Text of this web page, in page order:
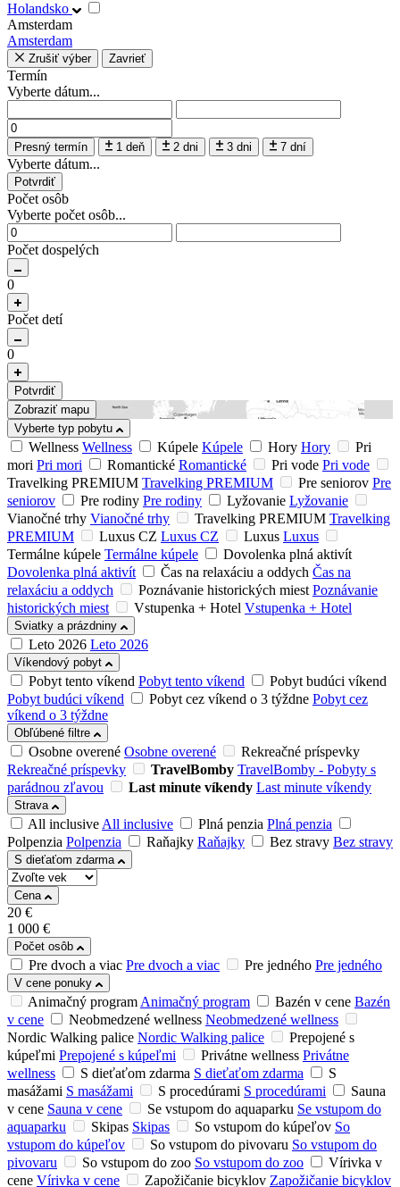
Holandsko
Amsterdam
Amsterdam
Zrušiť výber Zavrieť
Termín
Vyberte dátum...
Presný termín 1 deň 2 dni 3 dni 7 dní
Vyberte dátum...
Potvrdiť
Počet osôb
Vyberte počet osôb...
Počet dospelých
0
Počet detí
0
Potvrdiť
Zobraziť mapu
Vyberte typ pobytu
Wellness Wellness Kúpele Kúpele Hory Hory
Pri
mori Pri mori Romantické Romantické Pri vode Pri vode
Travelking PREMIUM Travelking PREMIUM Pre seniorov Pre
seniorov
Pre rodiny Pre rodiny Lyžovanie Lyžovanie
Vianočné trhy Vianočné trhy Travelking PREMIUM Travelking
PREMIUM
Luxus CZ Luxus CZ Luxus Luxus
Termálne kúpele Termálne kúpele
Dovolenka plná aktivít
Dovolenka plná aktivít
Čas na relaxáciu a oddych Čas na
relaxáciu a oddych
Poznávanie historických miest Poznávanie
historických miest
Vstupenka + Hotel Vstupenka + Hotel
Sviatky a prázdniny
Leto 2026 Leto 2026
Víkendový pobyt
Pobyt tento víkend Pobyt tento víkend
Pobyt budúci víkend
Pobyt budúci víkend
Pobyt cez víkend o 3 týždne Pobyt cez
víkend o 3 týždne
Obľúbené filtre
Osobne overené Osobne overené
Rekreačné príspevky
Rekreačné príspevky
TravelBomby TravelBomby - Pobyty s
parádnou zľavou
Last minute víkendy Last minute víkendy
Strava
All inclusiveAll inclusive Plná penzia Plná penzia
Polpenzia Polpenzia Raňajky Raňajky Bez stravy Bez stravy
S dieťaťom zdarma
Cena
20 €
1 000 €
Počet osôb
Pre dvoch a viac Pre dvoch a viac Pre jedného Pre jedného
V cene ponuky
Animačný programAnimačný program Bazén v cene Bazén
v cene
Neobmedzené wellness Neobmedzené wellness
Nordic Walking palice Nordic Walking palice
Prepojené s
kúpeľmi Prepojené s kúpeľmi Privátne wellness Privátne
wellness
S dieťaťom zdarma S dieťaťom zdarma
S
masážami S masážami S procedúrami S procedúrami
Sauna
v cene Sauna v cene Se vstupom do aquaparku Se vstupom do
aquaparku
Skipas Skipas So vstupom do kúpeľov So
vstupom do kúpeľov
So vstupom do pivovaru So vstupom do
pivovaru
So vstupom do zoo So vstupom do zoo
Vírivka v
cene Vírivka v cene Zapožičanie bicyklov Zapožičanie bicyklov